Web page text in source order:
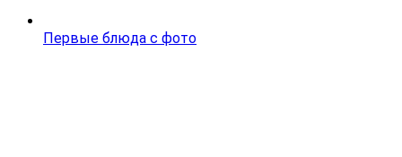
Первые блюда с фото